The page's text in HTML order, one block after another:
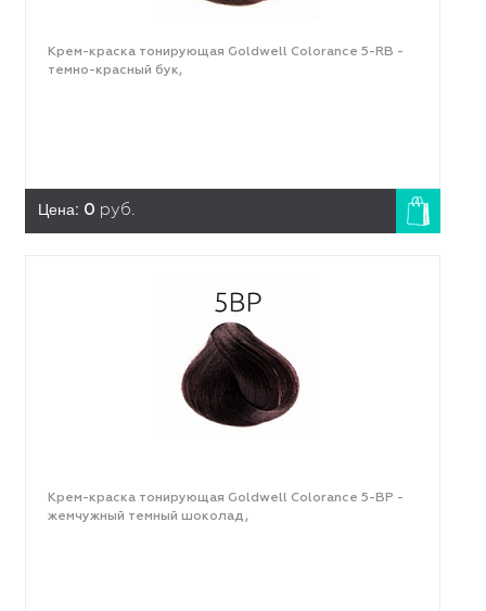
Крем-краска тонирующая Goldwell Colorance 5-RB -
темно-красный бук,
Цена: 0 руб.
Крем-краска тонирующая Goldwell Colorance 5-BP -
жемчужный темный шоколад,